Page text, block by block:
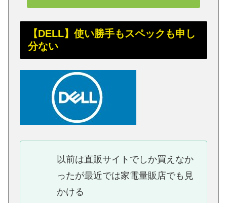
【DELL】使い勝手もスペックも申し
分ない
以前は直販サイトでしか買えなか
ったが最近では家電量販店でも見
かける